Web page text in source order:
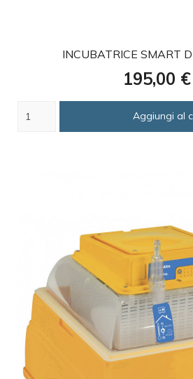
INCUBATRICE SMART
Prezzo
195,00 €
Aggiungi al